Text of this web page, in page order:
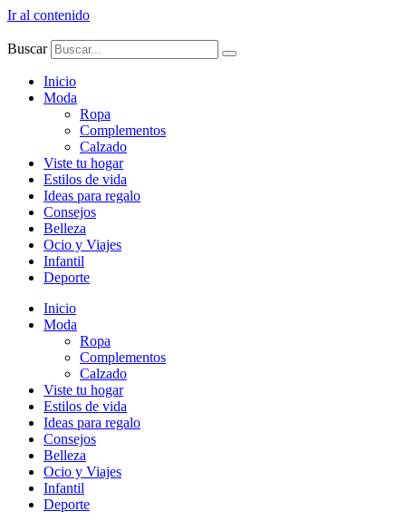
Ir al contenido
Buscar
Inicio
Moda
Ropa
Complementos
Calzado
Viste tu hogar
Estilos de vida
Ideas para regalo
Consejos
Belleza
Ocio y Viajes
Infantil
Deporte
Inicio
Moda
Ropa
Complementos
Calzado
Viste tu hogar
Estilos de vida
Ideas para regalo
Consejos
Belleza
Ocio y Viajes
Infantil
Deporte